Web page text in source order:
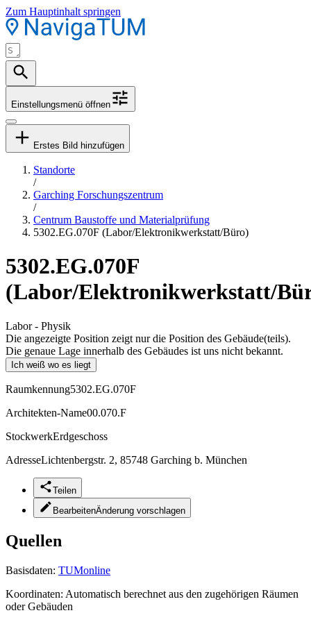
Zum Hauptinhalt springen
Einstellungsmenü öffnen
Erstes Bild hinzufügen
Standorte
/
Garching Forschungszentrum
/
Centrum Baustoffe und Materialprüfung
5302.EG.070F (Labor/Elektronikwerkstatt/Büro)
5302.EG.070F
(Labor/Elektronikwerkstatt/
Labor - Physik
Die angezeigte Position zeigt nur die Position des Gebäude(teils).
Die genaue Lage innerhalb des Gebäudes ist uns nicht bekannt.
Ich weiß wo es liegt
Raumkennung5302.EG.070F
Architekten-Name00.070.F
StockwerkErdgeschoss
AdresseLichtenbergstr. 2, 85748 Garching b. München
Teilen
BearbeitenÄnderung vorschlagen
Quellen
Basisdaten: TUMonline
Koordinaten: Automatisch berechnet aus den zugehörigen Räumen
oder Gebäuden